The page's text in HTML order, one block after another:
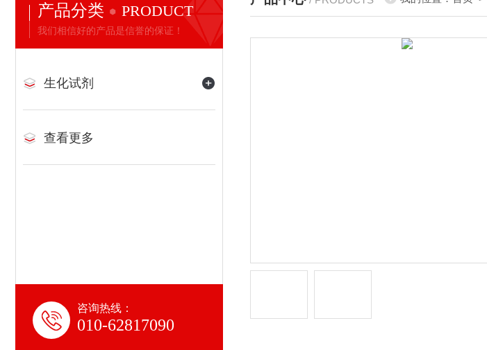
产品分类 PRODUCT
我们相信好的产品是信誉的保证！
生化试剂
查看更多
咨询热线：
010-62817090